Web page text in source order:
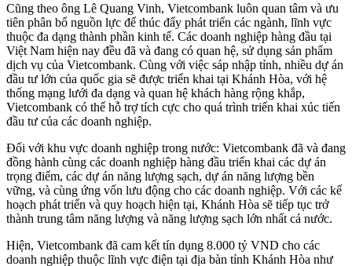
Cũng theo ông Lê Quang Vinh, Vietcombank luôn quan tâm và ưu
tiên phân bổ nguồn lực để thúc đẩy phát triển các ngành, lĩnh vực
thuộc đa dạng thành phần kinh tế. Các doanh nghiệp hàng đầu tại
Việt Nam hiện nay đều đã và đang có quan hệ, sử dụng sản phẩm
dịch vụ của Vietcombank. Cùng với việc sáp nhập tỉnh, nhiều dự án
đầu tư lớn của quốc gia sẽ được triển khai tại Khánh Hòa, với hệ
thống mạng lưới đa dạng và quan hệ khách hàng rộng khắp,
Vietcombank có thể hỗ trợ tích cực cho quá trình triển khai xúc tiến
đầu tư của các doanh nghiệp.
Đối với khu vực doanh nghiệp trong nước: Vietcombank đã và đang
đồng hành cùng các doanh nghiệp hàng đầu triển khai các dự án
trọng điểm, các dự án năng lượng sạch, dự án năng lượng bền
vững, và cùng ứng vốn lưu động cho các doanh nghiệp. Với các kế
hoạch phát triển và quy hoạch hiện tại, Khánh Hòa sẽ tiếp tục trở
thành trung tâm năng lượng và năng lượng sạch lớn nhất cả nước.
Hiện, Vietcombank đã cam kết tín dụng 8.000 tỷ VND cho các
doanh nghiệp thuộc lĩnh vực điện tại địa bàn tỉnh Khánh Hòa như